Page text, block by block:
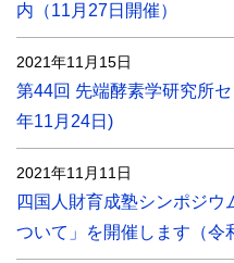
内（11月27日開催）
2021年11月15日
第44回 先端酵素学研究所
年11月24日)
2021年11月11日
四国人財育成塾シンポジウ
ついて」を開催します（令